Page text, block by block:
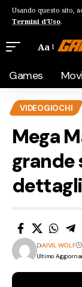
Usando questo sito,
Termini d'Uso.
Aa
Games
VIDEOGIOCHI
Mega
grande
Ultimo
DiAIVIL WOLF